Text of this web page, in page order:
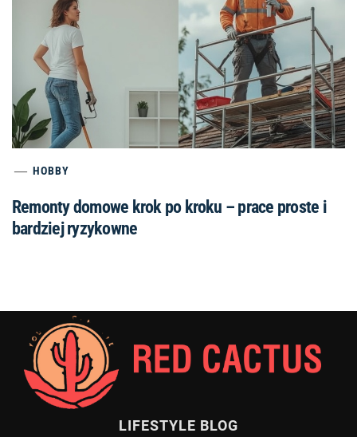
HOBBY
Remonty domowe krok po kroku – prace proste i
bardziej ryzykowne
LIFESTYLE BLOG